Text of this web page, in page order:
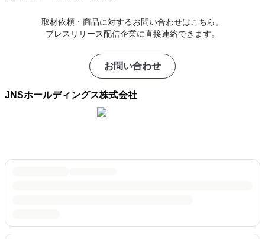
取材依頼・商品に対するお問い合わせはこちら。
プレスリリース配信企業に直接連絡できます。
お問い合わせ
JNSホールディングス株式会社